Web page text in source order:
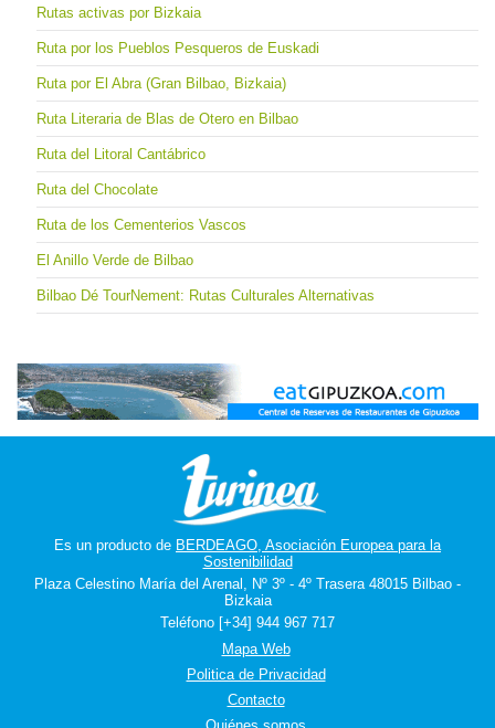
Rutas activas por Bizkaia
Ruta por los Pueblos Pesqueros de Euskadi
Ruta por El Abra (Gran Bilbao, Bizkaia)
Ruta Literaria de Blas de Otero en Bilbao
Ruta del Litoral Cantábrico
Ruta del Chocolate
Ruta de los Cementerios Vascos
El Anillo Verde de Bilbao
Bilbao Dé TourNement: Rutas Culturales Alternativas
Es un producto de BERDEAGO, Asociación Europea para la
Sostenibilidad
Plaza Celestino María del Arenal, Nº 3º - 4º Trasera 48015 Bilbao -
Bizkaia
Teléfono [+34] 944 967 717
Mapa Web
Politica de Privacidad
Contacto